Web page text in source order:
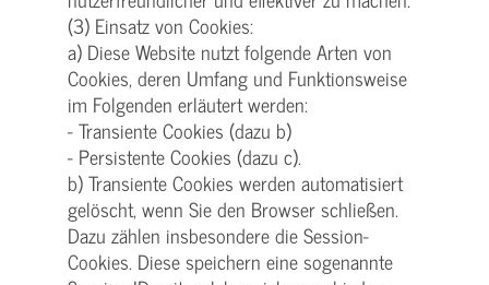
(3) Einsatz von Cookies:
a) Diese Website nutzt folgende Arten von
Cookies, deren Umfang und Funktionsweise
im Folgenden erläutert werden:
- Transiente Cookies (dazu b)
- Persistente Cookies (dazu c).
b) Transiente Cookies werden automatisiert
gelöscht, wenn Sie den Browser schließen.
Dazu zählen insbesondere die Session-
Cookies. Diese speichern eine sogenannte